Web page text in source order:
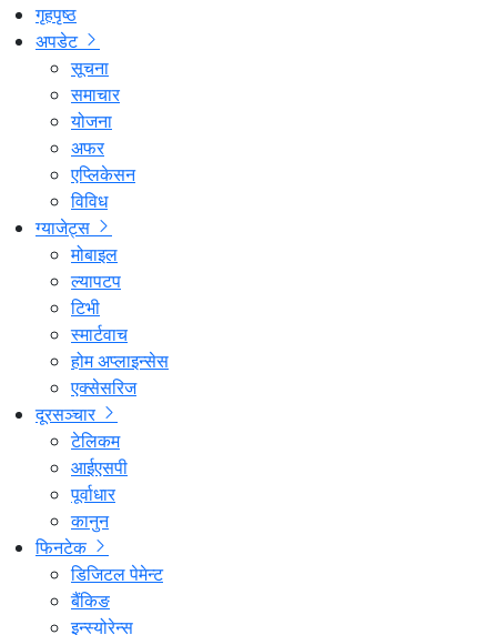
गृहपृष्ठ
अपडेट
सूचना
समाचार
योजना
अफर
एप्लिकेसन
विविध
ग्याजेट्स
मोबाइल
ल्यापटप
टिभी
स्मार्टवाच
होम अप्लाइन्सेस
एक्सेसरिज
दूरसञ्चार
टेलिकम
आईएसपी
पूर्वाधार
कानुन
फिनटेक
डिजिटल पेमेन्ट
बैंकिङ
इन्स्योरेन्स